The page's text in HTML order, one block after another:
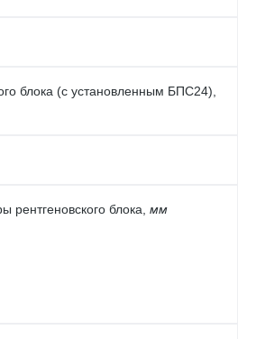
блока (с установленным БПС24),
рентгеновского блока, мм